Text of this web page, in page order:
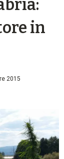
in
2015